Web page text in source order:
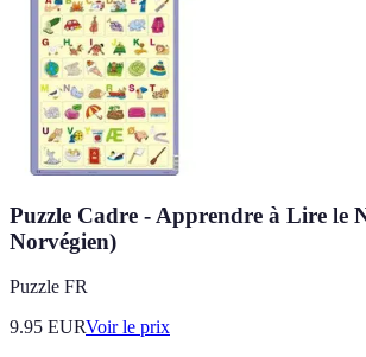
Puzzle Cadre - Apprendre à Lire le
Norvégien)
Puzzle FR
9.95 EURVoir le prix